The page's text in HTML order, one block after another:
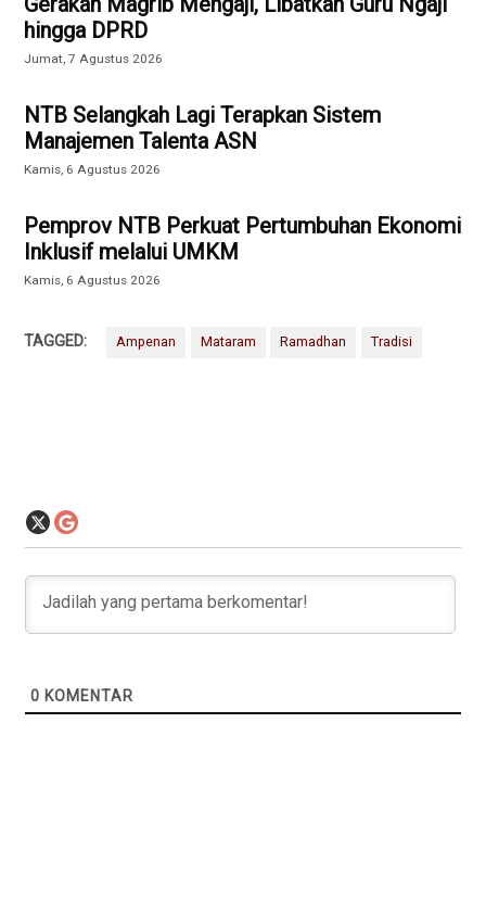
hingga DPRD
Jumat, 7 Agustus 2026
NTB Selangkah Lagi Terapkan Sistem
Manajemen Talenta ASN
Kamis, 6 Agustus 2026
Pemprov NTB Perkuat Pertumbuhan Ekonomi
Inklusif melalui UMKM
Kamis, 6 Agustus 2026
TAGGED: Ampenan Mataram Ramadhan Tradisi
0 KOMENTAR